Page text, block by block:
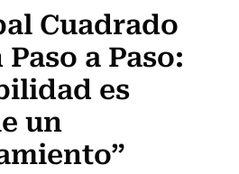
Cuadrado
a Paso:
es
un